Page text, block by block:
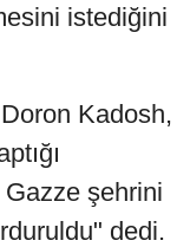
istediğini
Kadosh,
Gazze şehrini
dedi.